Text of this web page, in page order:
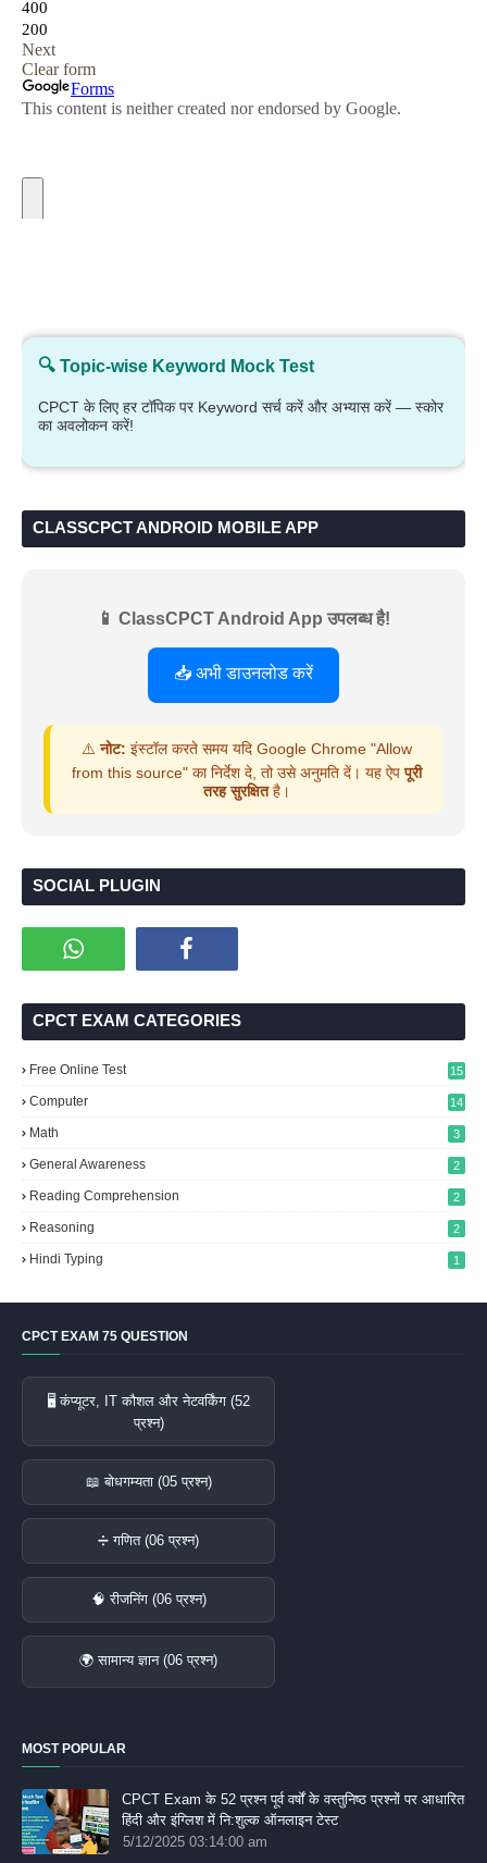
🔍 Topic-wise Keyword Mock Test
CPCT के लिए हर टॉपिक पर Keyword सर्च करें और अभ्यास करें — स्कोर
का अवलोकन करें!
CLASSCPCT ANDROID MOBILE APP
📱 ClassCPCT Android App उपलब्ध है!
📥 अभी डाउनलोड करें
⚠️नोट: इंस्टॉल करते समय यदि Google Chrome "Allow
from this source" का निर्देश दे, तो उसे अनुमति दें। यह ऐपपूरी
तरह सुरक्षितहै।
SOCIAL PLUGIN
CPCT EXAM CATEGORIES
Free Online Test 15
Computer 14
Math 3
General Awareness 2
Reading Comprehension 2
Reasoning 2
Hindi Typing 1
CPCT EXAM 75 QUESTION
🖥️ कंप्यूटर, IT कौशल और नेटवर्किंग (52
प्रश्न)
📖 बोधगम्यता (05 प्रश्न)
➗ गणित (06 प्रश्न)
🧠 रीजनिंग (06 प्रश्न)
🌍 सामान्य ज्ञान (06 प्रश्न)
MOST POPULAR
CPCT Exam के 52 प्रश्‍न पूर्व वर्षों के वस्तुनिष्ठ प्रश्नों पर आधारित
हिंदी और इंग्लिश में नि:शुल्क ऑनलाइन टेस्‍ट
5/12/2025 03:14:00 am